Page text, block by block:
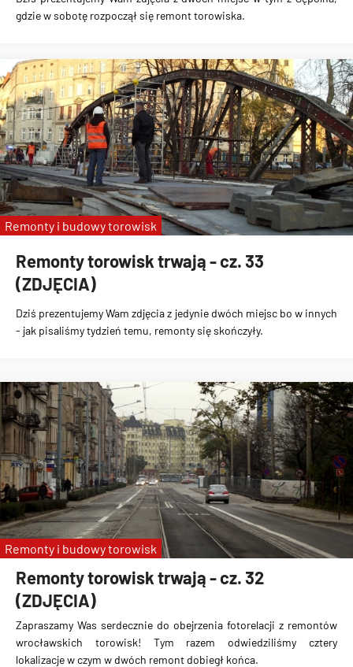
gdzie w sobotę rozpoczął się remont torowiska.
Remonty torowisk trwają - cz. 33
(ZDJĘCIA)
Dziś prezentujemy Wam zdjęcia z jedynie dwóch miejsc bo w innych
- jak pisaliśmy tydzień temu, remonty się skończyły.
Remonty i budowy torowisk
Remonty torowisk trwają - cz. 32
(ZDJĘCIA)
Zapraszamy Was serdecznie do obejrzenia fotorelacji z remontów
wrocławskich torowisk! Tym razem odwiedziliśmy cztery
lokalizacje w czym w dwóch remont dobiegł końca.
Remonty i budowy torowisk